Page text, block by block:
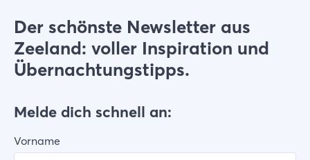
Der schönste Newsletter aus
Zeeland: voller Inspiration und
Übernachtungstipps.
Melde dich schnell an:
Vorname